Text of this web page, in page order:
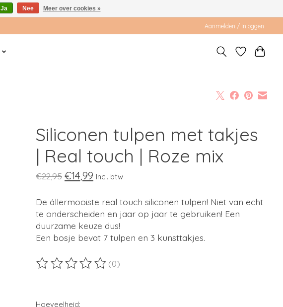
Aanmelden / Inloggen
Siliconen tulpen met takjes
| Real touch | Roze mix
€22,95 €14,99 Incl. btw
De állermooiste real touch siliconen tulpen! Niet van echt
te onderscheiden en jaar op jaar te gebruiken! Een
duurzame keuze dus!
Een bosje bevat 7 tulpen en 3 kunsttakjes.
De beoordeling van dit product is
(0)
Hoeveelheid:
Ja Nee Meer over cookies »